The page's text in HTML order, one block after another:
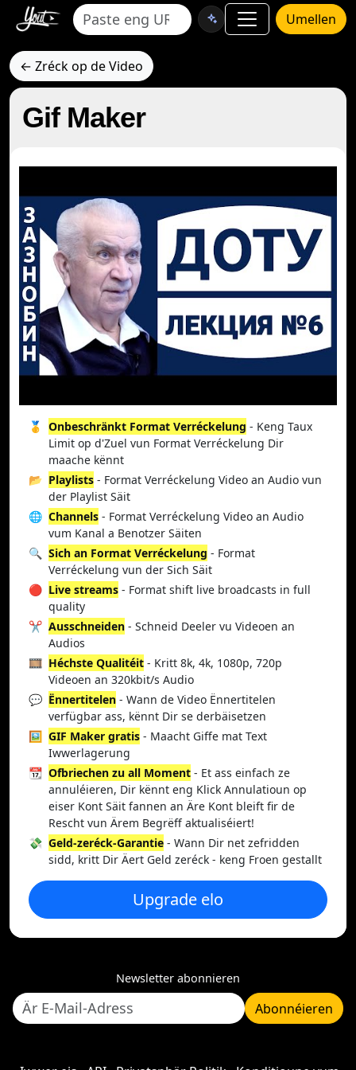
Umellen
← Zréck op de Video
Gif Maker
🥇 Onbeschränkt Format Verréckelung - Keng Taux
Limit op d'Zuel vun Format Verréckelung Dir
maache kënnt
📂 Playlists - Format Verréckelung Video an Audio vun
der Playlist Säit
🌐 Channels - Format Verréckelung Video an Audio
vum Kanal a Benotzer Säiten
🔍 Sich an Format Verréckelung - Format
Verréckelung vun der Sich Säit
🔴 Live streams - Format shift live broadcasts in full
quality
✂️ Ausschneiden - Schneid Deeler vu Videoen an
Audios
🎞️ Héchste Qualitéit - Kritt 8k, 4k, 1080p, 720p
Videoen an 320kbit/s Audio
💬 Ënnertitelen - Wann de Video Ënnertitelen
verfügbar ass, kënnt Dir se derbäisetzen
🖼️ GIF Maker gratis - Maacht Giffe mat Text
Iwwerlagerung
📆 Ofbriechen zu all Moment - Et ass einfach ze
annuléieren, Dir kënnt eng Klick Annulatioun op
eiser Kont Säit fannen an Äre Kont bleift fir de
Rescht vun Ärem Begrëff aktualiséiert!
💸 Geld-zeréck-Garantie - Wann Dir net zefridden
sidd, kritt Dir Äert Geld zeréck - keng Froen gestallt
Upgrade elo
Newsletter abonnieren
Abonnéieren